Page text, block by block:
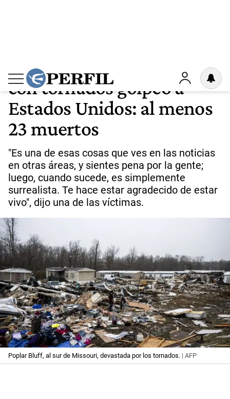
con tornados golpeó a
Estados Unidos: al menos
23 muertos
en otras áreas, y sientes pena por la gente;
luego, cuando sucede, es simplemente
surrealista. Te hace estar agradecido de estar
vivo", dijo una de las víctimas.
Poplar Bluff, al sur de Missouri, devastada por los tornados.| AFP